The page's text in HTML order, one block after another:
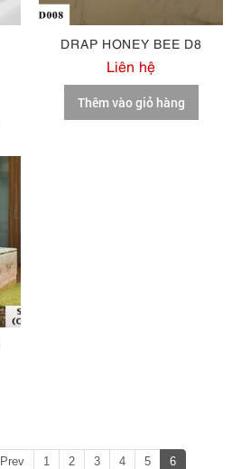
DRAP HONEY BEE D8
Liên hệ
Thêm vào giỏ hàng
Prev 1 2 3 4 5 6